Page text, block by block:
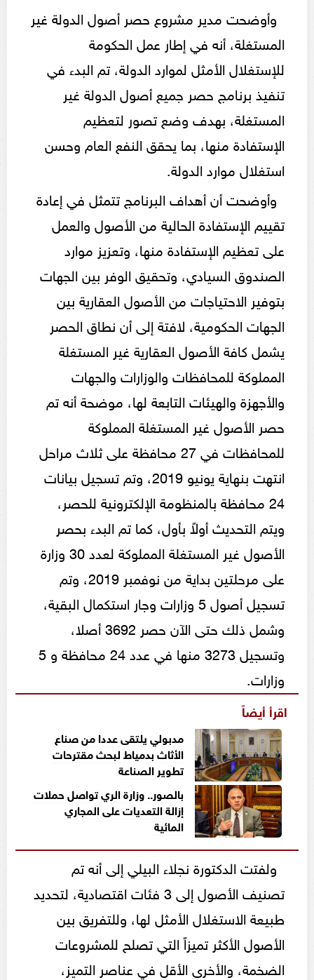
وأوضحت مدير مشروع حصر أصول الدولة غير
المستغلة، أنه في إطار عمل الحكومة
للإستغلال الأمثل لموارد الدولة، تم البدء في
تنفيذ برنامج حصر جميع أصول الدولة غير
المستغلة، بهدف وضع تصور لتعظيم
الإستفادة منها، بما يحقق النفع العام وحسن
استغلال موارد الدولة.
وأوضحت أن أهداف البرنامج تتمثل في إعادة
تقييم الإستفادة الحالية من الأصول والعمل
على تعظيم الإستفادة منها، وتعزيز موارد
الصندوق السيادي، وتحقيق الوفر بين الجهات
بتوفير الاحتياجات من الأصول العقارية بين
الجهات الحكومية، لافتة إلى أن نطاق الحصر
يشمل كافة الأصول العقارية غير المستغلة
المملوكة للمحافظات والوزارات والجهات
والأجهزة والهيئات التابعة لها، موضحة أنه تم
حصر الأصول غير المستغلة المملوكة
للمحافظات في 27 محافظة على ثلاث مراحل
انتهت بنهاية يونيو 2019، وتم تسجيل بيانات
24 محافظة بالمنظومة الإلكترونية للحصر،
ويتم التحديث أولاً بأول، كما تم البدء بحصر
الأصول غير المستغلة المملوكة لعدد 30 وزارة
على مرحلتين بداية من نوفمبر 2019، وتم
تسجيل أصول 5 وزارات وجار استكمال البقية،
وشمل ذلك حتى الآن حصر 3692 أصلا،
وتسجيل 3273 منها في عدد 24 محافظة و 5
وزارات.
اقرأ أيضاً
مدبولي يلتقى عددا من صناع
الأثاث بدمياط لبحث مقترحات
تطوير الصناعة
بالصور.. وزارة الري تواصل حملات
إزالة التعديات على المجاري
المائية
ولفتت الدكتورة نجلاء البيلي إلى أنه تم
تصنيف الأصول إلى 3 فئات اقتصادية، لتحديد
طبيعة الاستغلال الأمثل لها، وللتفريق بين
الأصول الأكثر تميزاً التي تصلح للمشروعات
الضخمة، والأخرى الأقل في عناصر التميز،